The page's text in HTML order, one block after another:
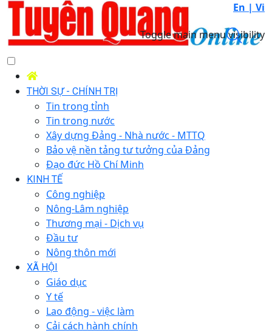
En | Vi
Toggle main menu visibility
THỜI SỰ - CHÍNH TRỊ
Tin trong tỉnh
Tin trong nước
Xây dựng Đảng - Nhà nước - MTTQ
Bảo vệ nền tảng tư tưởng của Đảng
Đạo đức Hồ Chí Minh
KINH TẾ
Công nghiệp
Nông-Lâm nghiệp
Thương mại - Dịch vụ
Đầu tư
Nông thôn mới
XÃ HỘI
Giáo dục
Y tế
Lao động - việc làm
Cải cách hành chính